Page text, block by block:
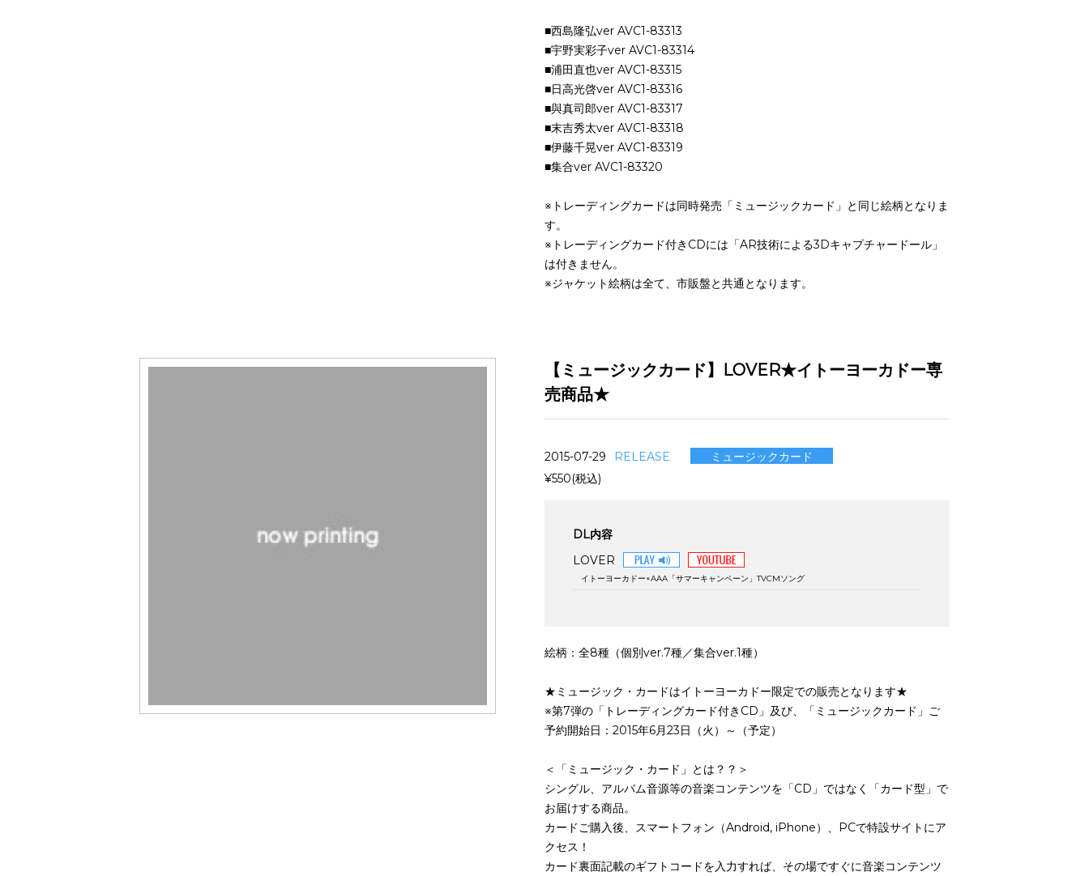
■西島隆弘ver AVC1-83313
■宇野実彩子ver AVC1-83314
■浦田直也ver AVC1-83315
■日高光啓ver AVC1-83316
■與真司郎ver AVC1-83317
■末吉秀太ver AVC1-83318
■伊藤千晃ver AVC1-83319
■集合ver AVC1-83320
※トレーディングカードは同時発売「ミュージックカード」と同じ絵柄となりま
す。
※トレーディングカード付きCDには「AR技術による3Dキャプチャードール」
は付きません。
※ジャケット絵柄は全て、市販盤と共通となります。
【ミュージックカード】LOVER★イトーヨーカドー専
売商品★
2015-07-29 RELEASE ミュージックカード
¥550(税込)
DL内容
LOVER
イトーヨーカドー×AAA「サマーキャンペーン」TVCMソング
絵柄：全8種（個別ver.7種／集合ver.1種）
★ミュージック・カードはイトーヨーカドー限定での販売となります★
※第7弾の「トレーディングカード付きCD」及び、「ミュージックカード」ご
予約開始日：2015年6月23日（火）～（予定）
＜「ミュージック・カード」とは？？＞
シングル、アルバム音源等の音楽コンテンツを「CD」ではなく「カード型」で
お届けする商品。
カードご購入後、スマートフォン（Android, iPhone）、PCで特設サイトにア
クセス！
カード裏面記載のギフトコードを入力すれば、その場ですぐに音楽コンテンツ